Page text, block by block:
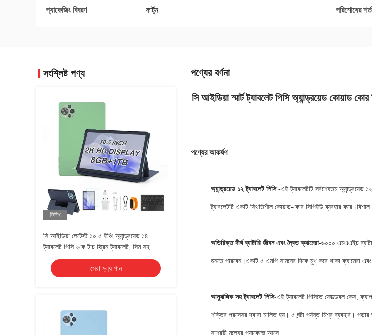
প্যাকেজিং বিবরণ কার্টুন পরিশোধের শর্ত
সংশ্লিষ্ট পণ্য
ভিডিও
সি আইডিয়া লেটেস্ট ১০.৫ ইঞ্চি অ্যান্ড্রয়েড ১৪
ট্যাবলেট পিসি ২কে টাচ স্ক্রিন ট্যাবলেট, সিম সহ
CM10500 প্লাস সবুজ
সেরা মূল্য পান
পণ্যের বর্ণনা
সি আইডিয়া স্মার্ট ট্যাবলেট পিসি অ্যান্ড্রয়েড কোয়াড
পণ্যের আকর্ষণ
অ্যান্ড্রয়েড ১২ ট্যাবলেট পিসি -এই ট্যাবলেটটি সর্বশেষতম
ট্যাবলেটটি একটি স্থিতিশীল কোয়াড-কোর সিপিইউ ব্যবহার
অতিরিক্ত দীর্ঘ ব্যাটারি জীবন এবং দ্বৈত ক্যামেরা-৬০০০ এমএএইচ
শুনতে পারবেন।একটি ৫ এমপি সামনের দিকে মুখ করে থাকা ক্যামেরা
আনুষাঙ্গিক সহ ট্যাবলেট পিসি-এই ট্যাবলেট পিসিতে ফোল্ডেবল কেস,
শক্তির প্রসেসর দ্বারা চালিত হয়। ৫ ঘন্টা পর্যন্ত মিশ্র ব্যবহার।
সাশ্রয়ী মূল্যের প্যাকেজে আসে